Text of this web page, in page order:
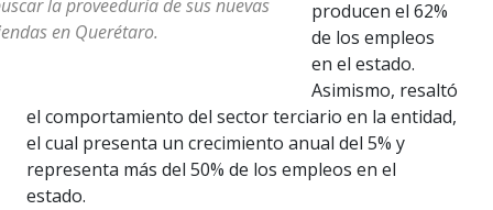
la proveeduría de sus nuevas
en Querétaro.
producen el 62%
de los empleos
en el estado.
Asimismo, resaltó
el comportamiento del sector terciario en la entidad,
el cual presenta un crecimiento anual del 5% y
representa más del 50% de los empleos en el
estado.